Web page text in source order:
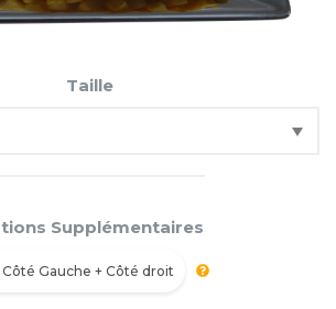
Taille
Supplémentaires
Côté Gauche + Côté droit